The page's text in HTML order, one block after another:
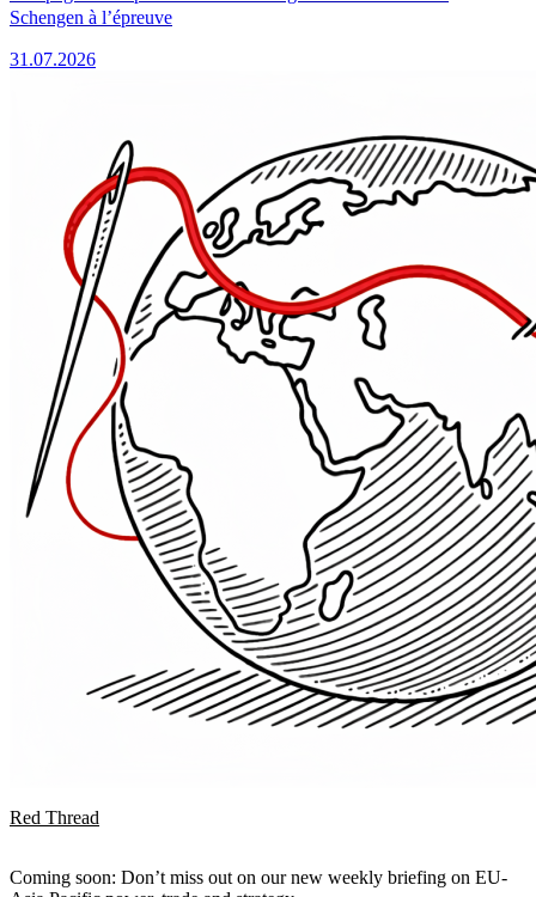
Schengen à l’épreuve
31.07.2026
Red Thread
Coming soon: Don’t miss out on our new weekly briefing on EU-